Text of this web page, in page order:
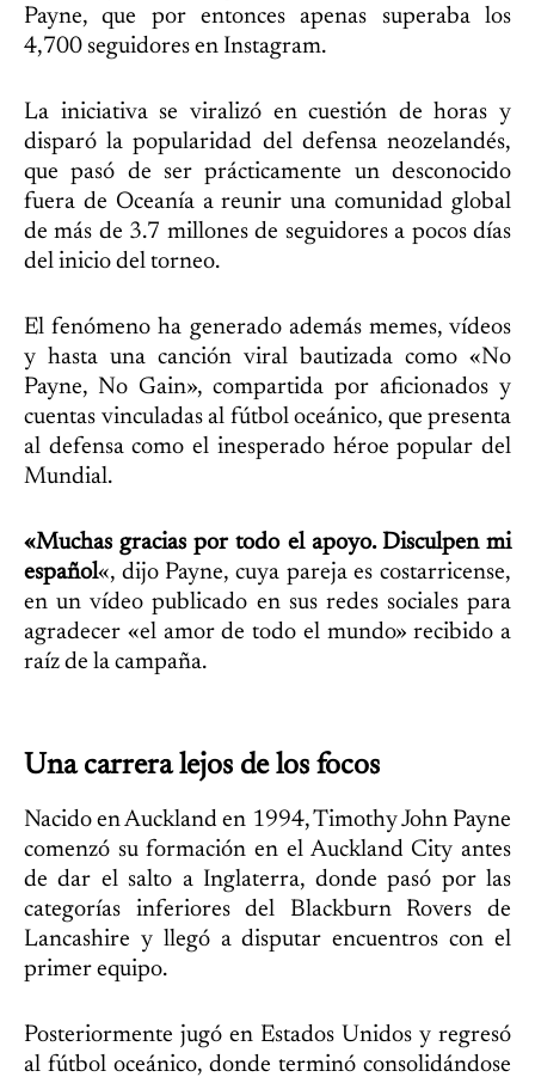
Payne, que por entonces apenas superaba los
4,700 seguidores en Instagram.
La iniciativa se viralizó en cuestión de horas y
disparó la popularidad del defensa neozelandés,
que pasó de ser prácticamente un desconocido
fuera de Oceanía a reunir una comunidad global
de más de 3.7 millones de seguidores a pocos días
del inicio del torneo.
El fenómeno ha generado además memes, vídeos
y hasta una canción viral bautizada como «No
Payne, No Gain», compartida por aficionados y
cuentas vinculadas al fútbol oceánico, que presenta
al defensa como el inesperado héroe popular del
Mundial.
«Muchas gracias por todo el apoyo. Disculpen mi
español«, dijo Payne, cuya pareja es costarricense,
en un vídeo publicado en sus redes sociales para
agradecer «el amor de todo el mundo» recibido a
raíz de la campaña.
Una carrera lejos de los focos
Nacido en Auckland en 1994, Timothy John Payne
comenzó su formación en el Auckland City antes
de dar el salto a Inglaterra, donde pasó por las
categorías inferiores del Blackburn Rovers de
Lancashire y llegó a disputar encuentros con el
primer equipo.
Posteriormente jugó en Estados Unidos y regresó
al fútbol oceánico, donde terminó consolidándose